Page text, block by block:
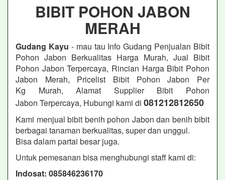
BIBIT POHON JABON
MERAH
Gudang Kayu - mau tau Info Gudang Penjualan Bibit
Pohon Jabon Berkualitas Harga Murah, Jual Bibit
Pohon Jabon Terpercaya, Rincian Harga Bibit Pohon
Jabon Merah, Pricelist Bibit Pohon Jabon Per
Kg Murah, Alamat Supplier Bibit Pohon
Jabon Terpercaya, Hubungi kami di 081212812650
Kami menjual bibit benih pohon Jabon dan benih bibit
berbagai tanaman berkualitas, super dan unggul.
Bisa dalam partai besar juga.
Untuk pemesanan bisa menghubungi staff kami di:
Indosat: 085846236170